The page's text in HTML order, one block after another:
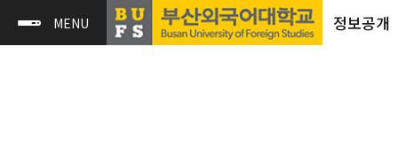
정보공개